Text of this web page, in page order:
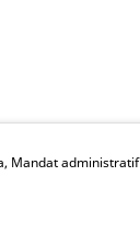
Mandat administratif